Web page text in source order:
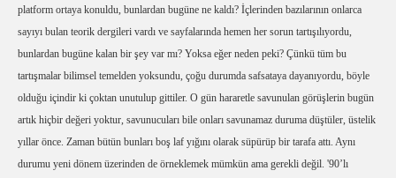
platform ortaya konuldu, bunlardan bugüne ne kaldı? İçlerinden bazılarının onlarca
sayıyı bulan teorik dergileri vardı ve sayfalarında hemen her sorun tartışılıyordu,
bunlardan bugüne kalan bir şey var mı? Yoksa eğer neden peki? Çünkü tüm bu
tartışmalar bilimsel temelden yoksundu, çoğu durumda safsataya dayanıyordu, böyle
olduğu içindir ki çoktan unutulup gittiler. O gün hararetle savunulan görüşlerin bugün
artık hiçbir değeri yoktur, savunucuları bile onları savunamaz duruma düştüler, üstelik
yıllar önce. Zaman bütün bunları boş laf yığını olarak süpürüp bir tarafa attı. Aynı
durumu yeni dönem üzerinden de örneklemek mümkün ama gerekli değil. '90’lı